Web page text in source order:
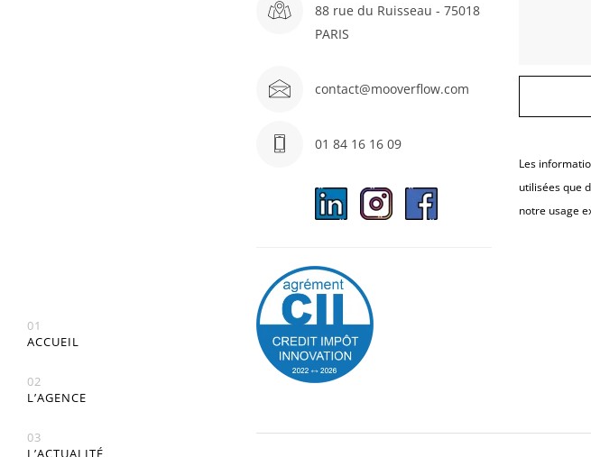
01
ACCUEIL
02
L’AGENCE
03
L’ACTUALITÉ
88 rue du Ruisseau - 75018
PARIS
contact@mooverflow.com
01 84 16 16 09
Les
utilisées que
notre usage